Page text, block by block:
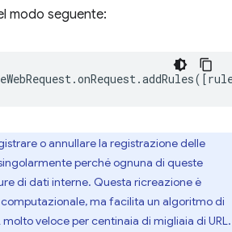
modo seguente:
.onRequest.addRules([
o annullare la registrazione delle
perché ognuna di queste
di dati interne. Questa ricreazione è
ma facilita un algoritmo di
veloce per centinaia di migliaia di URL.